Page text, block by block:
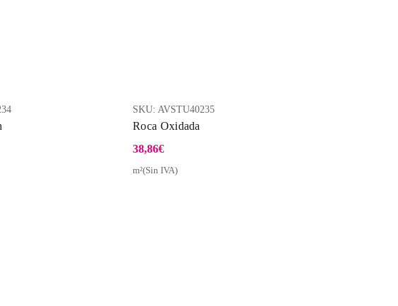
SKU: AVSTU40235
Roca Oxidada
38,86€
m²(Sin IVA)